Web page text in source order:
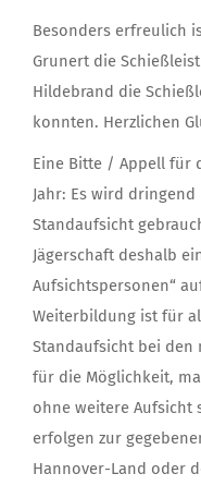
Besonders erfreulich
Grunert die
Hildebrand die
konnten. Herzlichen
Eine Bitte / Appell für
Jahr: Es wird
Standaufsicht
Jägerschaft deshalb
Aufsichtspersonen“
Weiterbildung ist für
Standaufsicht bei den
für die Möglichkeit,
ohne weitere Aufsicht
erfolgen zur
Hannover-Land oder